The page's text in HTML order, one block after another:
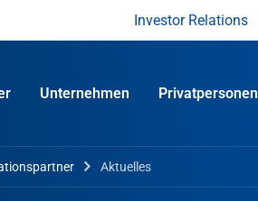
Investor Relations
Unternehmen Privatpersonen
Aktuelles